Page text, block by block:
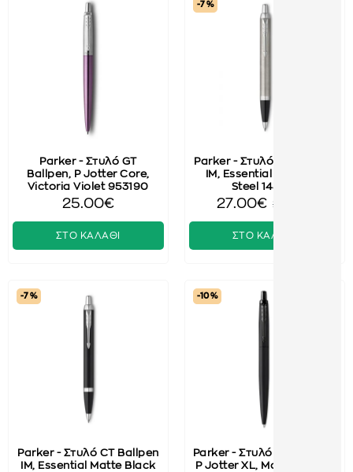
Parker - Στυλό GT
Ballpen, P Jotter Core,
Victoria Violet 953190
25.00€
ΣΤΟ ΚΑΛΑΘΙ
-7 %
Parker - Στυλό CT Ballpen
ΙΜ, Essential Stainless
Steel 143631
27.00€ 29.00€
ΣΤΟ ΚΑΛΑΘΙ
-7 %
Parker - Στυλό CT Ballpen
ΙΜ, Essential Matte Black
-10 %
Parker - Στυλό BT Ballpen,
P Jotter XL, Monochrome